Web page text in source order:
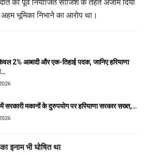
को पूर्व नियोजित साजिश के तहत अंजाम दिया
भूमिका निभाने का आरोप था।
2% आबादी और एक-तिहाई पदक, जानिए हरियाणा
सरकारी मकानों के दुरुपयोग पर हरियाणा सरकार सख्त,…
इनाम भी घोषित था